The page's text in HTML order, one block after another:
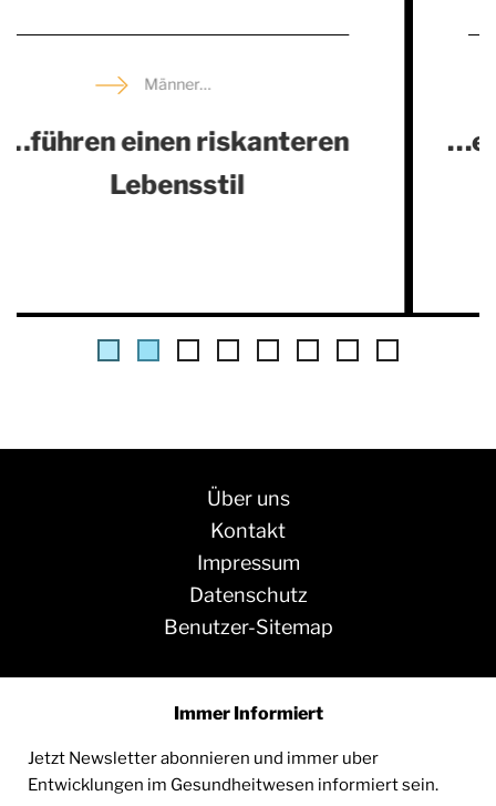
…erkranken häufiger an Herz-
Kreislauf-Erkrankungen
Über uns
Kontakt
Impressum
Datenschutz
Benutzer-Sitemap
Immer Informiert
Jetzt Newsletter abonnieren und immer uber
Entwicklungen im Gesundheitwesen informiert sein.